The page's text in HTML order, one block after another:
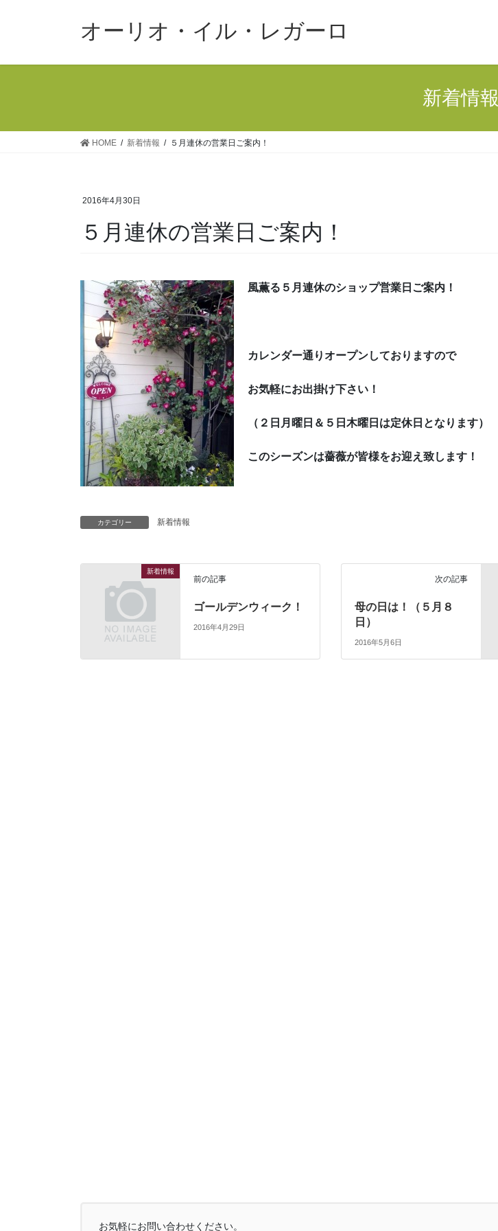
オーリオ・イル・レガーロ
新着情報
HOME 新着情報 ５月連休の営業日ご案内！
2016年4月30日
５月連休の営業日ご案内！
風薫る５月連休のショップ営業日ご案内！
カレンダー通りオープンしておりますので
お気軽にお出掛け下さい！
（２日月曜日＆５日木曜日は定休日となります）
このシーズンは薔薇が皆様をお迎え致します！
カテゴリー 新着情報
新着情報
前の記事
ゴールデンウィーク！
2016年4月29日
次の記事
母の日は！（５月８
日）
2016年5月6日
お気軽にお問い合わせください。